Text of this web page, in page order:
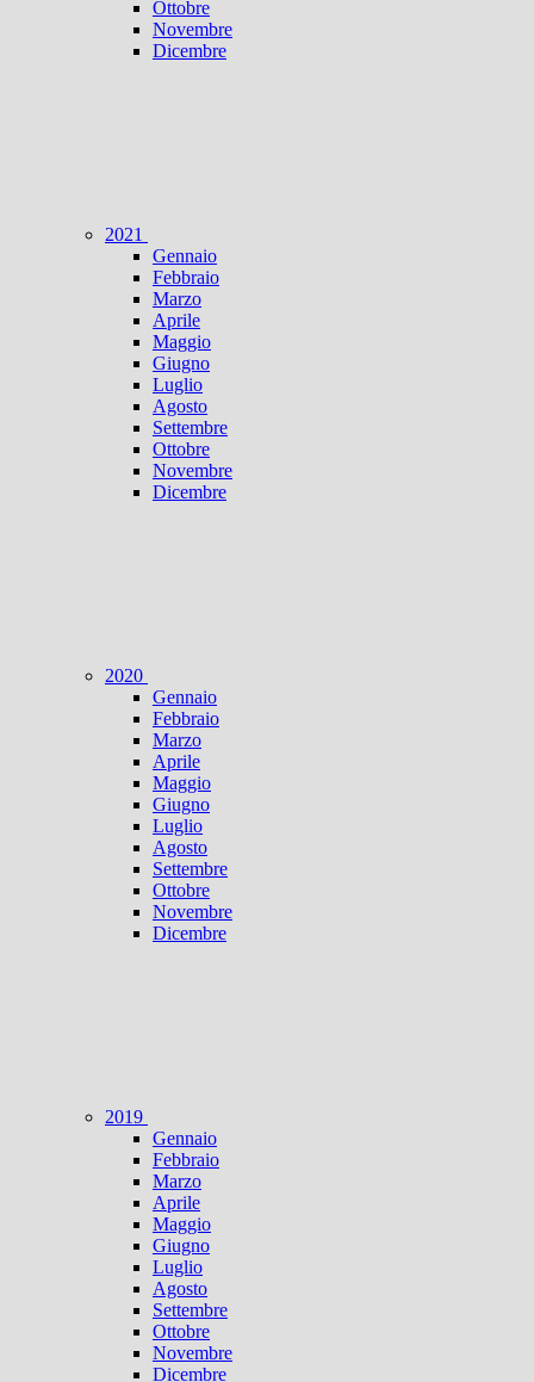
Ottobre
Novembre
Dicembre
2021
Gennaio
Febbraio
Marzo
Aprile
Maggio
Giugno
Luglio
Agosto
Settembre
Ottobre
Novembre
Dicembre
2020
Gennaio
Febbraio
Marzo
Aprile
Maggio
Giugno
Luglio
Agosto
Settembre
Ottobre
Novembre
Dicembre
2019
Gennaio
Febbraio
Marzo
Aprile
Maggio
Giugno
Luglio
Agosto
Settembre
Ottobre
Novembre
Dicembre